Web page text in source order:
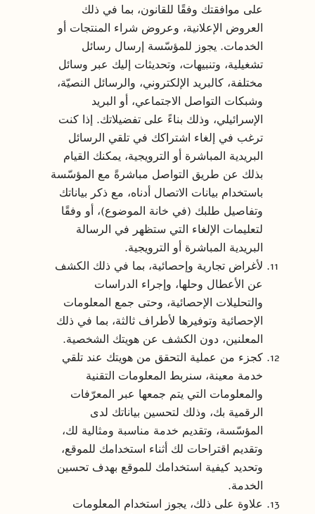
على موافقتك وفقًا للقانون، بما في ذلك
العروض الإعلانية، وعروض شراء المنتجات أو
الخدمات. يجوز للمؤسّسة إرسال رسائل
تشغيلية، وتنبيهات، وتحديثات إليك عبر وسائل
مختلفة، كالبريد الإلكتروني، والرسائل النصيّة،
وشبكات التواصل الاجتماعي، أو البريد
الإسرائيلي، وذلك بناءً على تفضيلاتك. إذا كنت
ترغب في إلغاء اشتراكك في تلقي الرسائل
البريدية المباشرة أو الترويجية، يمكنك القيام
بذلك عن طريق التواصل مباشرةً مع المؤسّسة
باستخدام بيانات الاتصال أدناه، مع ذكر بياناتك
وتفاصيل طلبك (في خانة الموضوع)، أو وفقًا
لتعليمات الإلغاء التي ستظهر في الرسالة
البريدية المباشرة أو الترويجية.
لأغراض تجارية وإحصائية، بما في ذلك الكشف
عن الأعطال وحلها، وإجراء الدراسات
والتحليلات الإحصائية، وحتى جمع المعلومات
الإحصائية وتوفيرها لأطراف ثالثة، بما في ذلك
المعلنين، دون الكشف عن هويتك الشخصية.
كجزء من عملية التحقق من هويتك عند تلقي
خدمة معينة، سنربط المعلومات التقنية
والمعلومات التي يتم جمعها عبر المعرّفات
الرقمية بك، وذلك لتحسين بياناتك لدى
المؤسّسة، وتقديم خدمة مناسبة ومثالية لك،
وتقديم اقتراحات لك أثناء استخدامك للموقع،
وتحديد كيفية استخدامك للموقع بهدف تحسين
الخدمة.
علاوة على ذلك، يجوز استخدام المعلومات